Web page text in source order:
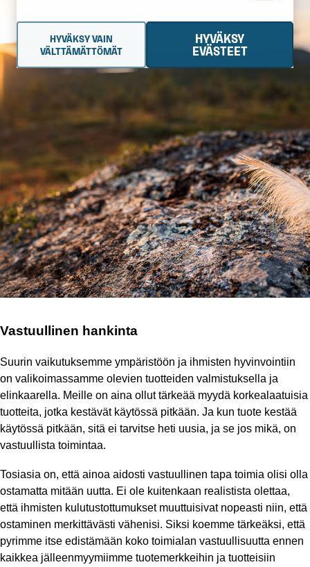
Vastuullinen hankinta
Suurin vaikutuksemme ympäristöön ja ihmisten hyvinvointiin
on valikoimassamme olevien tuotteiden valmistuksella ja
elinkaarella. Meille on aina ollut tärkeää myydä korkealaatuisia
tuotteita, jotka kestävät käytössä pitkään. Ja kun tuote kestää
käytössä pitkään, sitä ei tarvitse heti uusia, ja se jos mikä, on
vastuullista toimintaa.
Tosiasia on, että ainoa aidosti vastuullinen tapa toimia olisi olla
ostamatta mitään uutta. Ei ole kuitenkaan realistista olettaa,
että ihmisten kulutustottumukset muuttuisivat nopeasti niin, että
ostaminen merkittävästi vähenisi. Siksi koemme tärkeäksi, että
pyrimme itse edistämään koko toimialan vastuullisuutta ennen
kaikkea jälleenmyymiimme tuotemerkkeihin ja tuotteisiin
HYVÄKSY
EVÄSTEET
HYVÄKSY VAIN
VÄLTTÄMÄTTÖMÄT